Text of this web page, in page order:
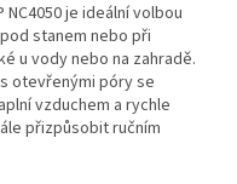
NC4050 je ideální volbou
stanem nebo při
u vody nebo na zahradě.
otevřenými póry se
vzduchem a rychle
přizpůsobit ručním